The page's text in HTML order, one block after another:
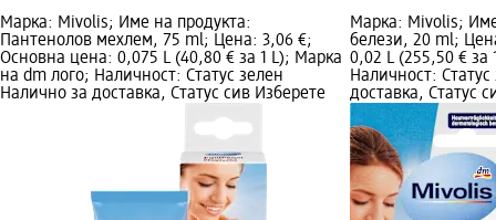
Марка: Mivolis; Име на продукта:
Пантенолов мехлем, 75 ml; Цена: 3,06 €;
Основна цена: 0,075 L (40,80 € за 1 L); Марка
на dm лого; Наличност: Статус зелен
Налично за доставка, Статус сив Изберете
Марка: Mivolis;
белези, 20 ml;
0,02 L (255,50 € за
Наличност:
доставка, Статус